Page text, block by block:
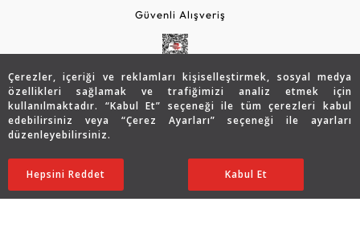
Çerezler, içeriği ve reklamları kişiselleştirmek, sosyal medya
özellikleri sağlamak ve trafiğimizi analiz etmek için
kullanılmaktadır. “Kabul Et” seçeneği ile tüm çerezleri kabul
edebilirsiniz veya “Çerez Ayarları” seçeneği ile ayarları
düzenleyebilirsiniz.
Ayarları Düzenle
Hepsini Reddet Kabul Et
40.827TL SATIN ALIN
Güvenli Alışveriş
Copyright © 2026 Assos Pırlanta - Bu sitenin tüm hakları